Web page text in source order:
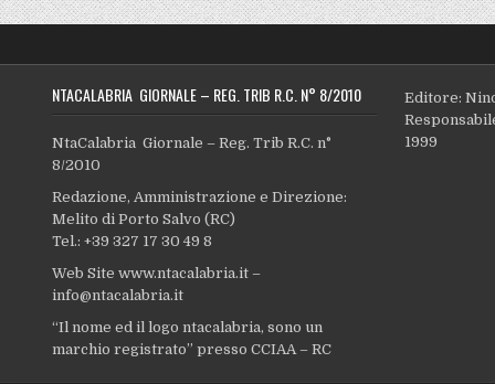
NTACALABRIA GIORNALE – REG. TRIB R.C. N° 8/2010
NtaCalabria Giornale – Reg. Trib R.C. n°
8/2010
Redazione, Amministrazione e Direzione:
Melito di Porto Salvo (RC)
Tel.: +39 327 17 30 49 8
Web Site www.ntacalabria.it –
info@ntacalabria.it
“Il nome ed il logo ntacalabria, sono un
marchio registrato” presso CCIAA – RC
Editore:
1999